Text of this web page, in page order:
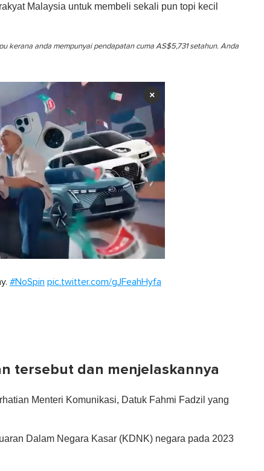
Malaysia untuk membeli sekali pun topi kecil
kerana anda mempunyai pendapatan cuma AS$5,731 setahun. Anda
×
#NoSpin pic.twitter.com/gJFeahHyfa
tersebut dan menjelaskannya
Menteri Komunikasi, Datuk Fahmi Fadzil yang
Dalam Negara Kasar (KDNK) negara pada 2023